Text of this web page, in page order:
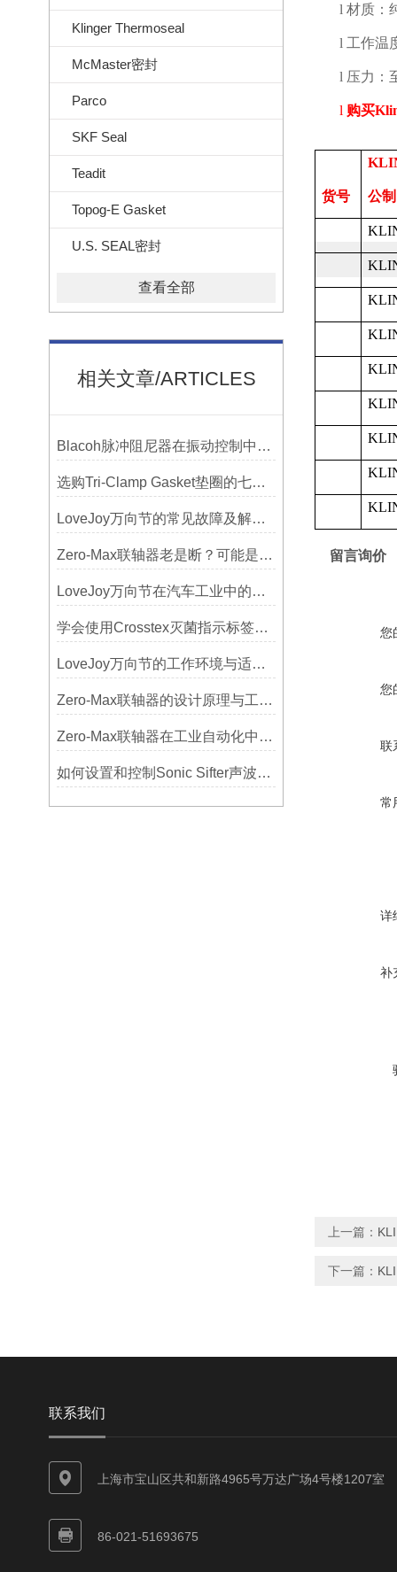
Klinger Thermoseal
McMaster密封
Parco
SKF Seal
Teadit
Topog-E Gasket
U.S. SEAL密封
查看全部
相关文章/ARTICLES
Blacoh脉冲阻尼器在振动控制中的作用分析
选购Tri-Clamp Gasket垫圈的七大要点
LoveJoy万向节的常见故障及解决方案
Zero-Max联轴器老是断？可能是选型没考虑径向偏差
LoveJoy万向节在汽车工业中的重要性
学会使用Crosstex灭菌指示标签提高无菌保证水平
LoveJoy万向节的工作环境与适用范围
Zero-Max联轴器的设计原理与工艺流程解析
Zero-Max联轴器在工业自动化中的关键作用
如何设置和控制Sonic Sifter声波振动筛的振动频率和振幅？
l 材质：
l 工作温
l 压力：
l 购买
货号 公
留言询价
您
您
联
常
详
补
上一篇：
下一篇：
联系我们
上海市宝山区共和新路4965号万达广场4号楼1207室
86-021-51693675